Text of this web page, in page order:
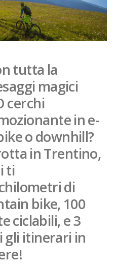
tutta la
magici
cerchi
in e-
o downhill?
in Trentino,
ti
di
bike, 100
ciclabili, e 3
gli itinerari in